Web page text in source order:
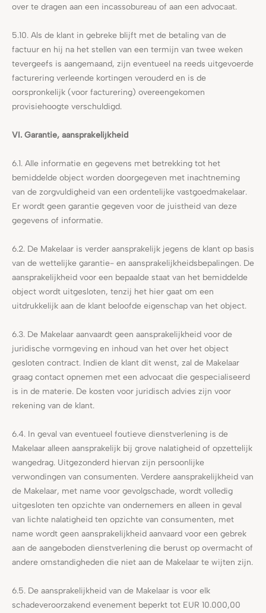
over te dragen aan een incassobureau of aan een advocaat.
5.10. Als de klant in gebreke blijft met de betaling van de
factuur en hij na het stellen van een termijn van twee weken
tevergeefs is aangemaand, zijn eventueel na reeds uitgevoerde
facturering verleende kortingen verouderd en is de
oorspronkelijk (voor facturering) overeengekomen
provisiehoogte verschuldigd.
VI. Garantie, aansprakelijkheid
6.1. Alle informatie en gegevens met betrekking tot het
bemiddelde object worden doorgegeven met inachtneming
van de zorgvuldigheid van een ordentelijke vastgoedmakelaar.
Er wordt geen garantie gegeven voor de juistheid van deze
gegevens of informatie.
6.2. De Makelaar is verder aansprakelijk jegens de klant op basis
van de wettelijke garantie- en aansprakelijkheidsbepalingen. De
aansprakelijkheid voor een bepaalde staat van het bemiddelde
object wordt uitgesloten, tenzij het hier gaat om een
uitdrukkelijk aan de klant beloofde eigenschap van het object.
6.3. De Makelaar aanvaardt geen aansprakelijkheid voor de
juridische vormgeving en inhoud van het over het object
gesloten contract. Indien de klant dit wenst, zal de Makelaar
graag contact opnemen met een advocaat die gespecialiseerd
is in de materie. De kosten voor juridisch advies zijn voor
rekening van de klant.
6.4. In geval van eventueel foutieve dienstverlening is de
Makelaar alleen aansprakelijk bij grove nalatigheid of opzettelijk
wangedrag. Uitgezonderd hiervan zijn persoonlijke
verwondingen van consumenten. Verdere aansprakelijkheid van
de Makelaar, met name voor gevolgschade, wordt volledig
uitgesloten ten opzichte van ondernemers en alleen in geval
van lichte nalatigheid ten opzichte van consumenten, met
name wordt geen aansprakelijkheid aanvaard voor een gebrek
aan de aangeboden dienstverlening die berust op overmacht of
andere omstandigheden die niet aan de Makelaar te wijten zijn.
6.5. De aansprakelijkheid van de Makelaar is voor elk
schadeveroorzakend evenement beperkt tot EUR 10.000,00